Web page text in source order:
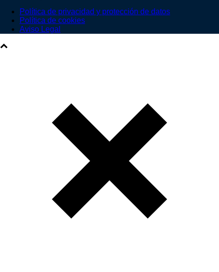
Política de privacidad y protección de datos
Política de cookies
Aviso Legal